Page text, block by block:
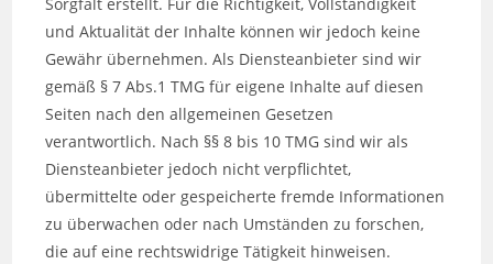
und Aktualität der Inhalte können wir jedoch keine
Gewähr übernehmen. Als Diensteanbieter sind wir
gemäß § 7 Abs.1 TMG für eigene Inhalte auf diesen
Seiten nach den allgemeinen Gesetzen
verantwortlich. Nach §§ 8 bis 10 TMG sind wir als
Diensteanbieter jedoch nicht verpflichtet,
übermittelte oder gespeicherte fremde Informationen
zu überwachen oder nach Umständen zu forschen,
die auf eine rechtswidrige Tätigkeit hinweisen.